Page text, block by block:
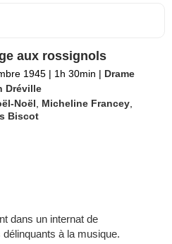
aux rossignols
1945 | 1h 30min | Drame
Dréville
Noël Micheline Francey
Biscot
dans un internat de
à la musique.